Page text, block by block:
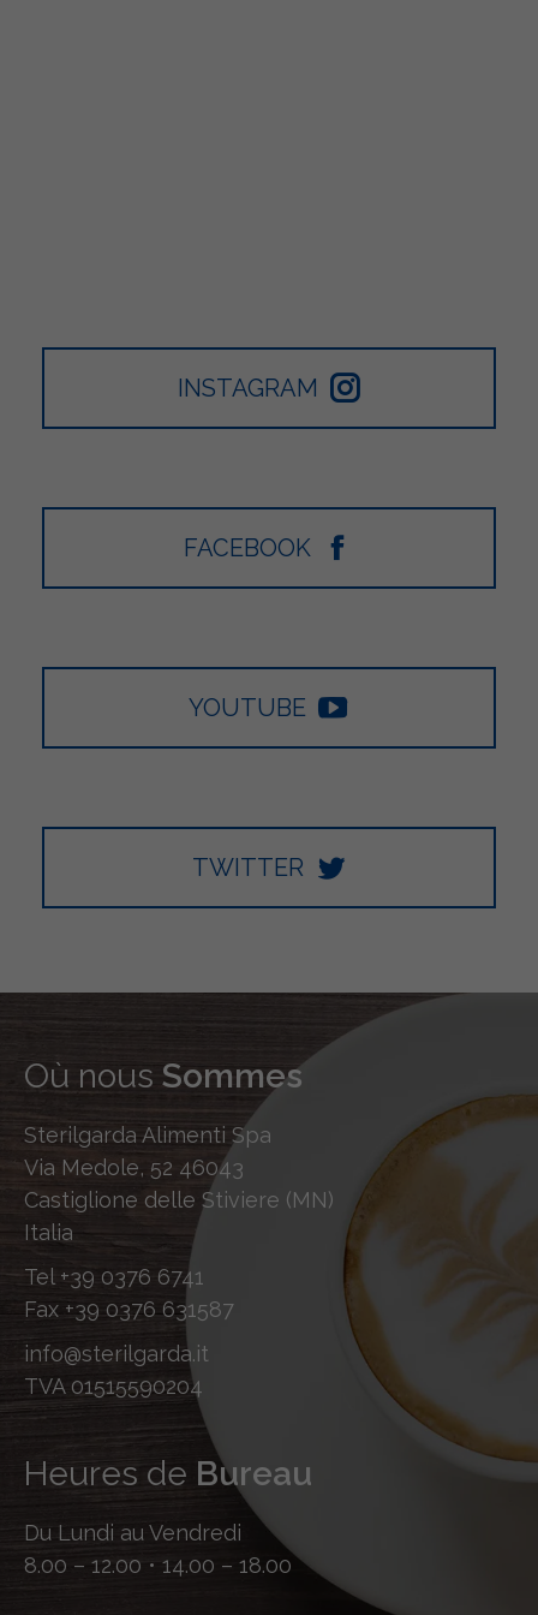
INSTAGRAM
FACEBOOK
YOUTUBE
TWITTER
Où nous Sommes
Sterilgarda Alimenti Spa
Via Medole, 52 46043
Castiglione delle Stiviere (MN)
Italia
Tel +39 0376 6741
Fax +39 0376 631587
info@sterilgarda.it
TVA 01515590204
Heures de Bureau
Du Lundi au Vendredi
8.00 – 12.00 • 14.00 – 18.00